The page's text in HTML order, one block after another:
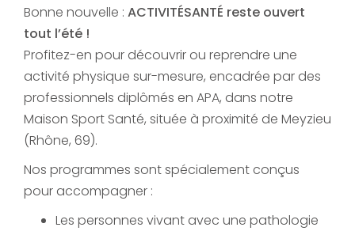
Bonne nouvelle : ACTIVITÉSANTÉ reste ouvert
tout l’été !
Profitez-en pour découvrir ou reprendre une
activité physique sur-mesure, encadrée par des
professionnels diplômés en APA, dans notre
Maison Sport Santé, située à proximité de Meyzieu
(Rhône, 69).
Nos programmes sont spécialement conçus
pour accompagner :
Les personnes vivant avec une pathologie